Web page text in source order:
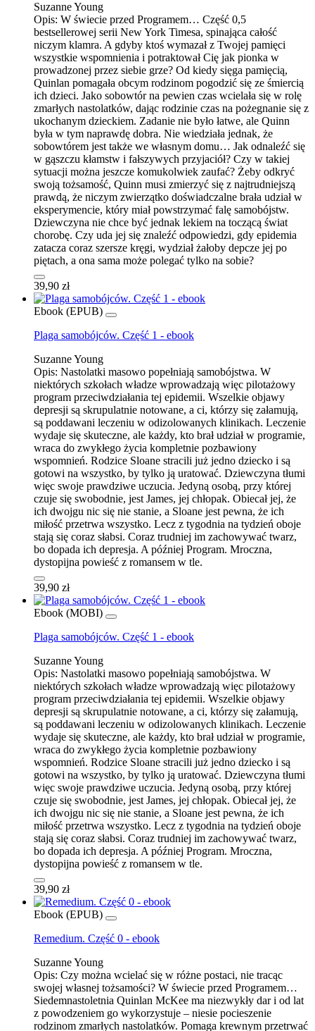
Suzanne Young
Opis: W świecie przed Programem… Część 0,5
bestsellerowej serii New York Timesa, spinająca całość
niczym klamra. A gdyby ktoś wymazał z Twojej pamięci
wszystkie wspomnienia i potraktował Cię jak pionka w
prowadzonej przez siebie grze? Od kiedy sięga pamięcią,
Quinlan pomagała obcym rodzinom pogodzić się ze śmiercią
ich dzieci. Jako sobowtór na pewien czas wcielała się w rolę
zmarłych nastolatków, dając rodzinie czas na pożegnanie się z
ukochanym dzieckiem. Zadanie nie było łatwe, ale Quinn
była w tym naprawdę dobra. Nie wiedziała jednak, że
sobowtórem jest także we własnym domu… Jak odnaleźć się
w gąszczu kłamstw i fałszywych przyjaciół? Czy w takiej
sytuacji można jeszcze komukolwiek zaufać? Żeby odkryć
swoją tożsamość, Quinn musi zmierzyć się z najtrudniejszą
prawdą, że niczym zwierzątko doświadczalne brała udział w
eksperymencie, który miał powstrzymać falę samobójstw.
Dziewczyna nie chce być jednak lekiem na toczącą świat
chorobę. Czy uda jej się znaleźć odpowiedzi, gdy epidemia
zatacza coraz szersze kręgi, wydział żałoby depcze jej po
piętach, a ona sama może polegać tylko na sobie?
39,90 zł
Ebook (EPUB)
Plaga samobójców. Część 1 - ebook
Suzanne Young
Opis: Nastolatki masowo popełniają samobójstwa. W
niektórych szkołach władze wprowadzają więc pilotażowy
program przeciwdziałania tej epidemii. Wszelkie objawy
depresji są skrupulatnie notowane, a ci, którzy się załamują,
są poddawani leczeniu w odizolowanych klinikach. Leczenie
wydaje się skuteczne, ale każdy, kto brał udział w programie,
wraca do zwykłego życia kompletnie pozbawiony
wspomnień. Rodzice Sloane stracili już jedno dziecko i są
gotowi na wszystko, by tylko ją uratować. Dziewczyna tłumi
więc swoje prawdziwe uczucia. Jedyną osobą, przy której
czuje się swobodnie, jest James, jej chłopak. Obiecał jej, że
ich dwojgu nic się nie stanie, a Sloane jest pewna, że ich
miłość przetrwa wszystko. Lecz z tygodnia na tydzień oboje
stają się coraz słabsi. Coraz trudniej im zachowywać twarz,
bo dopada ich depresja. A później Program. Mroczna,
dystopijna powieść z romansem w tle.
39,90 zł
Ebook (MOBI)
Plaga samobójców. Część 1 - ebook
Suzanne Young
Opis: Nastolatki masowo popełniają samobójstwa. W
niektórych szkołach władze wprowadzają więc pilotażowy
program przeciwdziałania tej epidemii. Wszelkie objawy
depresji są skrupulatnie notowane, a ci, którzy się załamują,
są poddawani leczeniu w odizolowanych klinikach. Leczenie
wydaje się skuteczne, ale każdy, kto brał udział w programie,
wraca do zwykłego życia kompletnie pozbawiony
wspomnień. Rodzice Sloane stracili już jedno dziecko i są
gotowi na wszystko, by tylko ją uratować. Dziewczyna tłumi
więc swoje prawdziwe uczucia. Jedyną osobą, przy której
czuje się swobodnie, jest James, jej chłopak. Obiecał jej, że
ich dwojgu nic się nie stanie, a Sloane jest pewna, że ich
miłość przetrwa wszystko. Lecz z tygodnia na tydzień oboje
stają się coraz słabsi. Coraz trudniej im zachowywać twarz,
bo dopada ich depresja. A później Program. Mroczna,
dystopijna powieść z romansem w tle.
39,90 zł
Ebook (EPUB)
Remedium. Część 0 - ebook
Suzanne Young
Opis: Czy można wcielać się w różne postaci, nie tracąc
swojej własnej tożsamości? W świecie przed Programem…
Siedemnastoletnia Quinlan McKee ma niezwykły dar i od lat
z powodzeniem go wykorzystuje – niesie pocieszenie
rodzinom zmarłych nastolatków. Pomaga krewnym przetrwać